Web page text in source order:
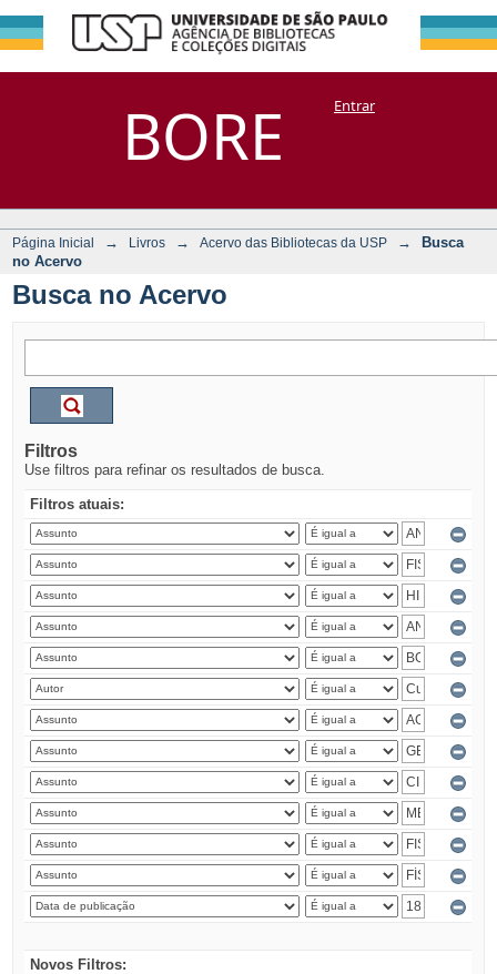
BORE
Busca no Acervo
DSpace/Manakin + CoriscoEntrar
Página Inicial → Livros → Acervo das Bibliotecas da USP →
Busca
no Acervo
Busca no Acervo
Filtros
Use filtros para refinar os resultados de busca.
Filtros atuais:
Novos Filtros: